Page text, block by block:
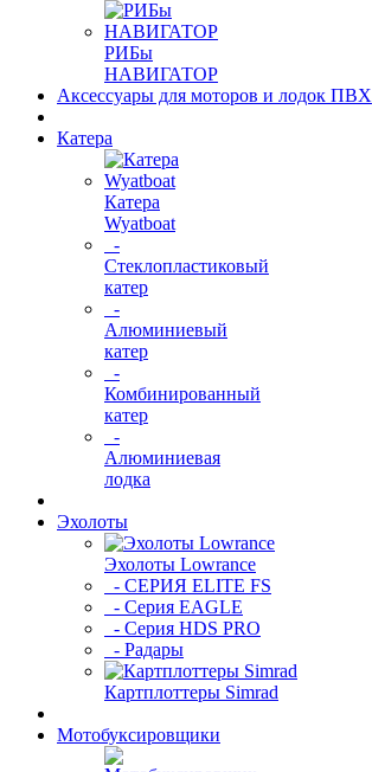
РИБы
НАВИГАТОР
Аксессуары для моторов и лодок ПВХ
Катера
Катера
Wyatboat
-
Cтеклопластиковый
катер
-
Алюминиевый
катер
-
Комбинированный
катер
-
Алюминиевая
лодка
Эхолоты
Эхолоты Lowrance
- СЕРИЯ ELITE FS
- Серия EAGLE
- Серия HDS PRO
- Радары
Картплоттеры Simrad
Мотобуксировщики